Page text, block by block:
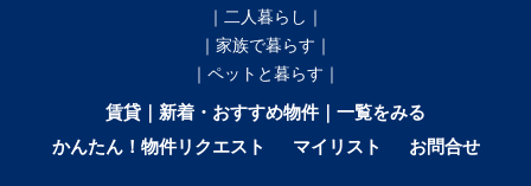
｜二人暮らし｜
｜家族で暮らす｜
｜ペットと暮らす｜
賃貸｜新着・おすすめ物件｜一覧をみる
かんたん！物件リクエスト
マイリスト お問合せ